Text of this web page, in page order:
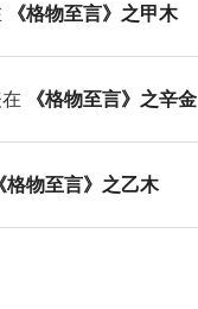
《格物至言》之甲木
《格物至言》之辛金
《格物至言》之乙木